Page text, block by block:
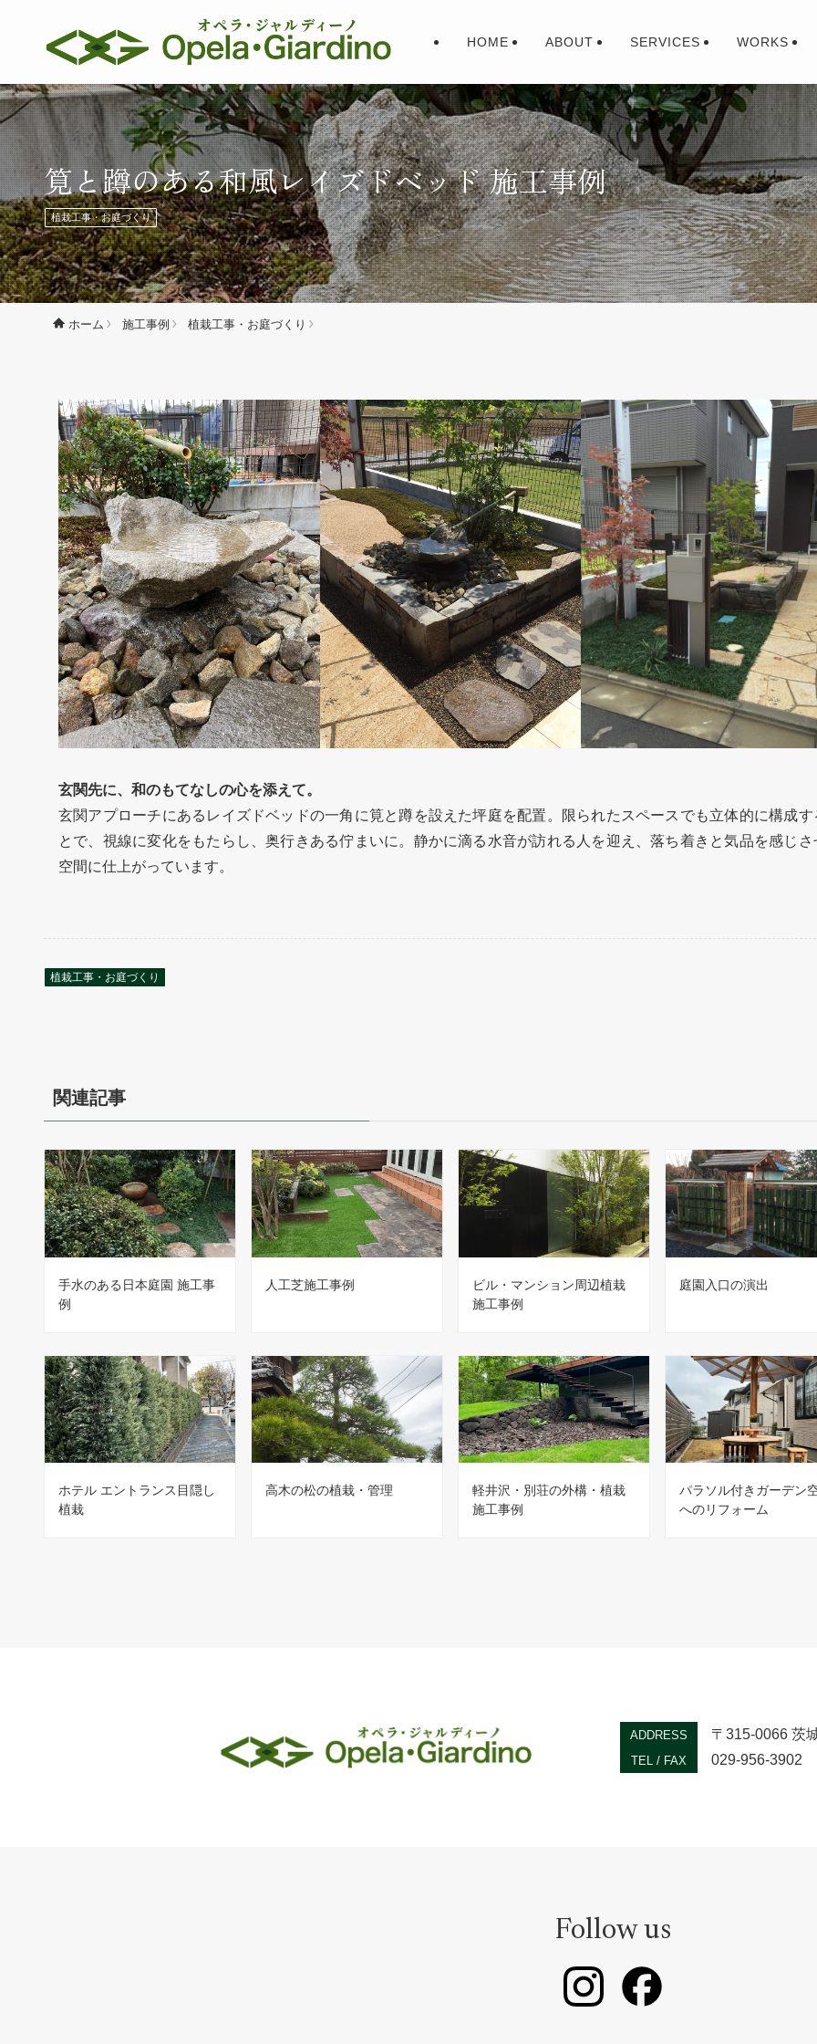
HOME ABOUT SERVICES WORKS
筧と蹲のある和風レイズドベッド 施工事例
植栽工事・お庭づくり
ホーム 施工事例 植栽工事・お庭づくり
玄関先に、和のもてなしの心を添えて。
玄関アプローチにあるレイズドベッドの一角に筧と蹲を設えた坪庭を配置。限られたスペースでも立体的に構成す
とで、視線に変化をもたらし、奥行きある佇まいに。静かに滴る水音が訪れる人を迎え、落ち着きと気品を感じさ
空間に仕上がっています。
植栽工事・お庭づくり
関連記事
手水のある日本庭園 施工事
例
人工芝施工事例
ビル・マンション周辺植栽
施工事例
庭園入口の演出
ホテル エントランス目隠し
植栽
高木の松の植栽・管理
軽井沢・別荘の外構・植栽
施工事例
パラソル付きガーデン
へのリフォーム
ADDRESS 〒315-0066 茨
TEL / FAX 029-956-3902
Follow us